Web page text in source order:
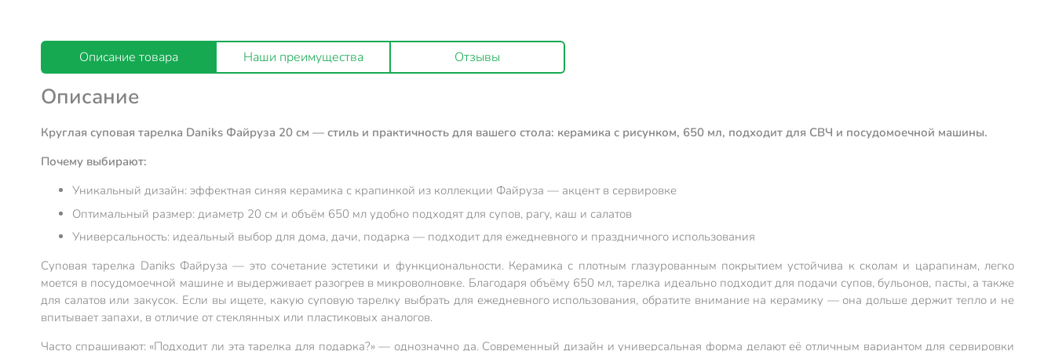
Описание товара Наши преимущества Отзывы
Описание
Круглая суповая тарелка Daniks Файруза 20 см — стиль и практичность для вашего стола: керамика с рисунком, 650 мл, подходит для СВЧ и посудомоечной машины.
Почему выбирают:
Уникальный дизайн: эффектная синяя керамика с крапинкой из коллекции Файруза — акцент в сервировке
Оптимальный размер: диаметр 20 см и объём 650 мл удобно подходят для супов, рагу, каш и салатов
Универсальность: идеальный выбор для дома, дачи, подарка — подходит для ежедневного и праздничного использования
Суповая тарелка Daniks Файруза — это сочетание эстетики и функциональности. Керамика с плотным глазурованным покрытием устойчива к сколам и царапинам, легко
моется в посудомоечной машине и выдерживает разогрев в микроволновке. Благодаря объёму 650 мл, тарелка идеально подходит для подачи супов, бульонов, пасты, а также
для салатов или закусок. Если вы ищете, какую суповую тарелку выбрать для ежедневного использования, обратите внимание на керамику — она дольше держит тепло и не
впитывает запахи, в отличие от стеклянных или пластиковых аналогов.
Часто спрашивают: «Подходит ли эта тарелка для подарка?» — однозначно да. Современный дизайн и универсальная форма делают её отличным вариантом для сервировки